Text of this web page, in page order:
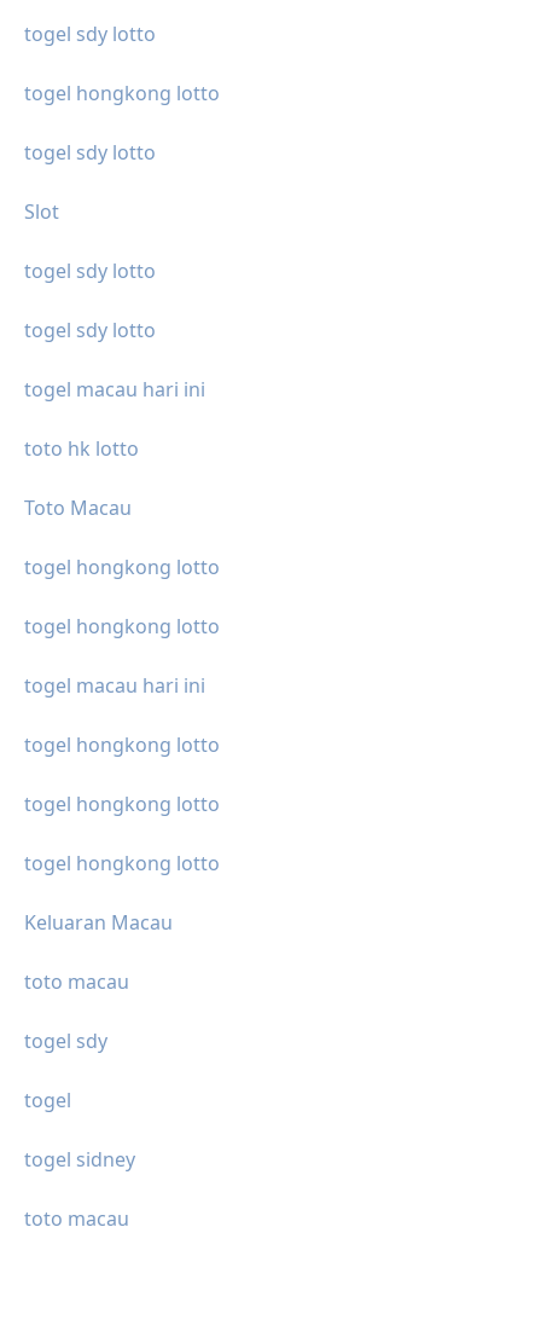
togel sdy lotto
togel hongkong lotto
togel sdy lotto
Slot
togel sdy lotto
togel sdy lotto
togel macau hari ini
toto hk lotto
Toto Macau
togel hongkong lotto
togel hongkong lotto
togel macau hari ini
togel hongkong lotto
togel hongkong lotto
togel hongkong lotto
Keluaran Macau
toto macau
togel sdy
togel
togel sidney
toto macau